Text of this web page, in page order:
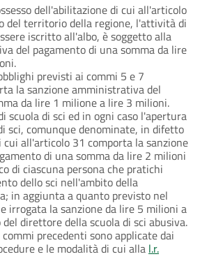
dell'abilitazione di cui all'articolo
del territorio della regione, l'attività di
iscritto all'albo, è soggetto alla
del pagamento di una somma da lire
previsti ai commi 5 e 7
la sanzione amministrativa del
da lire 1 milione a lire 3 milioni.
scuola di sci ed in ogni caso l'apertura
sci, comunque denominate, in difetto
all'articolo 31 comporta la sanzione
di una somma da lire 2 milioni
di ciascuna persona che pratichi
dello sci nell'ambito della
in aggiunta a quanto previsto nel
irrogata la sanzione da lire 5 milioni a
direttore della scuola di sci abusiva.
precedenti sono applicate dai
e le modalità di cui alla l.r.